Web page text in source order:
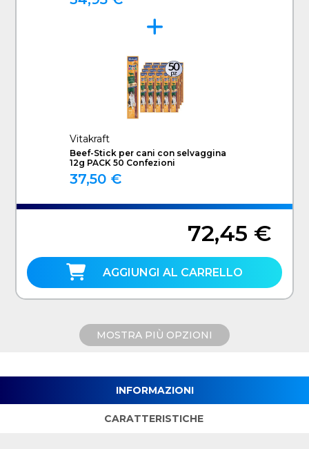
Vitakraft
Beef-Stick per cani con selvaggina
12g PACK 50 Confezioni
37,50 €
72,45 €
AGGIUNGI AL CARRELLO
MOSTRA PIÙ OPZIONI
INFORMAZIONI
CARATTERISTICHE